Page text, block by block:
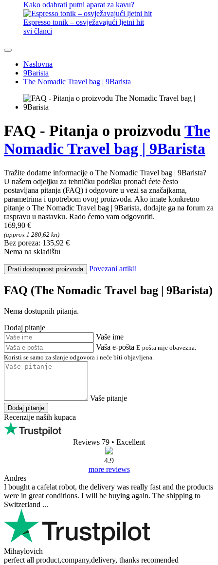
Kako odabrati putni aparat za kavu?
Espresso tonik – osvježavajući ljetni hit
svi članci
Naslovna
9Barista
The Nomadic Travel bag | 9Barista
FAQ - Pitanja o proizvodu The
Nomadic Travel bag | 9Barista
Tražite dodatne informacije o The Nomadic Travel bag | 9Barista?
U našem odjeljku za tehničku podršku pronaći ćete često
postavljana pitanja (FAQ) i odgovore u vezi sa značajkama,
parametrima i upotrebom ovog proizvoda. Ako imate konkretno
pitanje o The Nomadic Travel bag | 9Barista, dodajte ga na forum za
raspravu u nastavku. Rado ćemo vam odgovoriti.
169,90 €
(approx 1 280,62 kn)
Bez poreza: 135,92 €
Nema na skladištu
Prati dostupnost proizvoda Povezani artikli
FAQ (The Nomadic Travel bag | 9Barista)
Nema dostupnih pitanja.
Dodaj pitanje
Vaše ime
Vaša e-pošta E-pošta nije obavezna.
Koristi se samo za slanje odgovora i neće biti objavljena.
Vaše pitanje
Dodaj pitanje
Recenzije naših kupaca
Reviews 79 • Excellent
4.9
more reviews
Andres
I bought a cafelat robot, the delivery was really fast and the products
were in great conditions. I will be buying again. The shipping to
Switzerland ...
Mihaylovich
perfect all product,company,delivery, thanks recomended